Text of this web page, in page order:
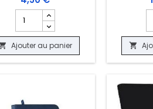
CARD ULTIMATE GUARD - CASE 55
Champ quantité du produit SLEEVES
Ajouter au panier 